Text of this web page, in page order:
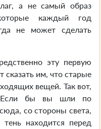
а не самый образ
каждый год
не может сделать
эту первую
сказать им, что старые
вещей. Так вот,
Если бы вы шли по
со стороны света,
находится перед